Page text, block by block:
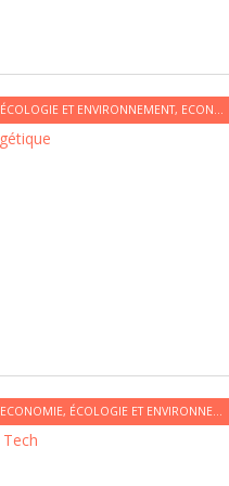
ÉCOLOGIE ET ENVIRONNEMENT, ECONOMIE
ECONOMIE, ÉCOLOGIE ET ENVIRONNEMENT